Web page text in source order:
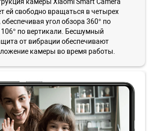
камеры Xiaomi Smart Camera
ей свободно вращаться в четырех
угол обзора 360° по
106° по вертикали. Бесшумный
от вибрации обеспечивают
камеры во время работы.